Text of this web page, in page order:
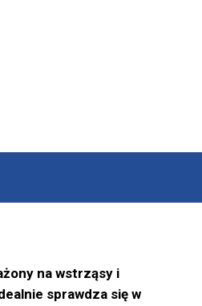
na wstrząsy i
sprawdza się w